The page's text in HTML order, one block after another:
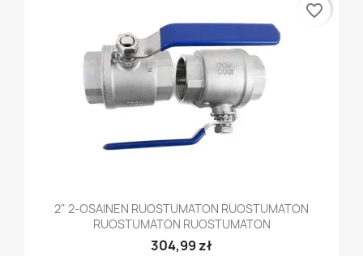
2" 2-OSAINEN RUOSTUMATON RUOSTUMATON
RUOSTUMATON RUOSTUMATON
304,99 zł
favorite_border